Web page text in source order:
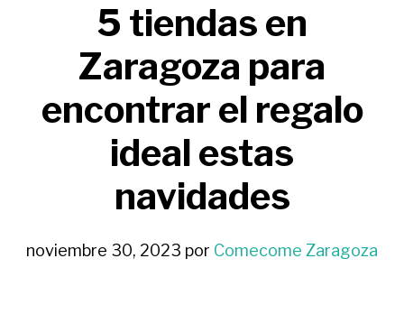
5 tiendas en
Zaragoza para
encontrar el regalo
ideal estas
navidades
noviembre 30, 2023 por Comecome Zaragoza